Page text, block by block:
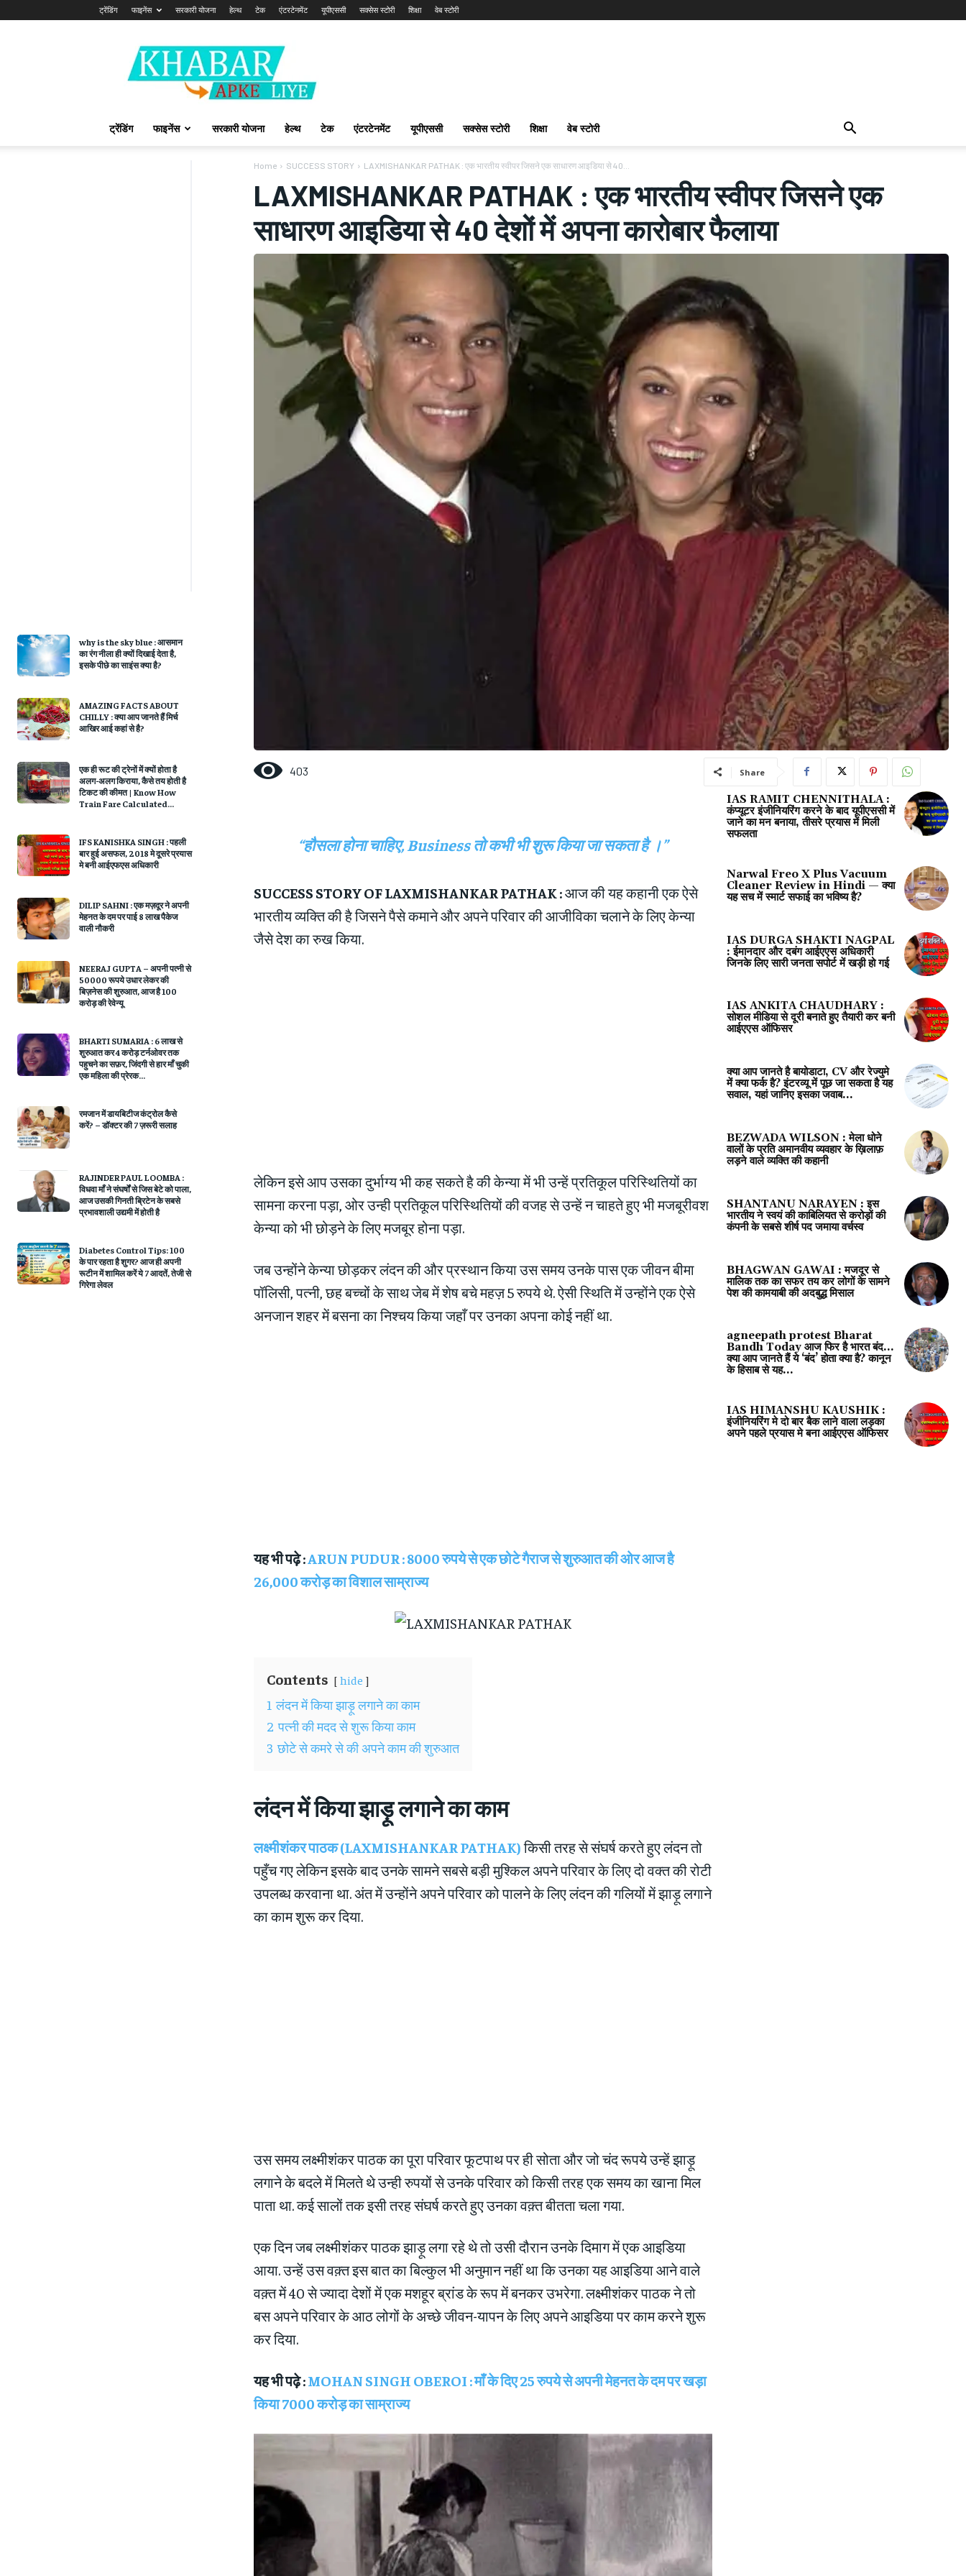
ट्रेंडिंग फाइनेंस सरकारी योजना हेल्थ टेक एंटरटेनमेंट यूपीएससी सक्सेस स्टोरी शिक्षा वेब स्टोरी
Khabarapkeliye.com
ट्रेंडिंग फाइनेंस सरकारी योजना हेल्थ टेक एंटरटेनमेंट यूपीएससी सक्सेस स्टोरी शिक्षा वेब स्टोरी
why is the sky blue : आसमान
का रंग नीला ही क्यों दिखाई देता है,
इसके पीछे का साइंस क्या है?
AMAZING FACTS ABOUT
CHILLY : क्या आप जानते हैं मिर्च
आखिर आई कहां से है?
एक ही रूट की ट्रेनों में क्यों होता है
अलग-अलग किराया, कैसे तय होती है
टिकट की कीमत | Know How
Train Fare Calculated...
IFS KANISHKA SINGH : पहली
बार हुई असफल, 2018 मे दूसरे प्रयास
मे बनी आईएफएस अधिकारी
DILIP SAHNI : एक मज़दूर ने अपनी
मेहनत के दम पर पाई 8 लाख पैकेज
वाली नौकरी
NEERAJ GUPTA – अपनी पत्नी से
50000 रूपये उधार लेकर की
बिज़नेस की शुरुआत, आज है 100
करोड़ की रेवेन्यू
BHARTI SUMARIA : 6 लाख से
शुरुआत कर 4 करोड़ टर्नओवर तक
पहुचने का सफ़र, जिंदगी से हार माँ चुकी
एक महिला की प्रेरक...
रमजान में डायबिटीज कंट्रोल कैसे
करें? – डॉक्टर की 7 ज़रूरी सलाह
RAJINDER PAUL LOOMBA :
विधवा माँ ने संघर्षों से जिस बेटे को पाला,
आज उसकी गिनती ब्रिटेन के सबसे
प्रभावशाली उद्यमी में होती है
Diabetes Control Tips: 100
के पार रहता है शुगर? आज ही अपनी
रूटीन में शामिल करें ये 7 आदतें, तेजी से
गिरेगा लेवल
Home SUCCESS STORY LAXMISHANKAR PATHAK : एक भारतीय स्वीपर जिसने एक साधारण आइडिया से 40...
LAXMISHANKAR PATHAK : एक भारतीय स्वीपर जिसने एक
साधारण आइडिया से 40 देशों में अपना कारोबार फैलाया
403 Share
“हौसला होना चाहिए, Business तो कभी भी शुरू किया जा सकता है ।”
SUCCESS STORY OF LAXMISHANKAR PATHAK :आज की यह कहानी एक ऐसे
भारतीय व्यक्ति की है जिसने पैसे कमाने और अपने परिवार की आजीविका चलाने के लिए केन्या
जैसे देश का रुख किया.
लेकिन इसे आप उसका दुर्भाग्य भी कह सकते है की केन्या में भी उन्हें प्रतिकूल परिस्थितियों का
सामना करना पड़ा, ओर उन्ही प्रतिकूल परिस्थितियों की वजह से उन्हें न चाहते हुए भी मजबूरीवश
केन्या को भी छोड़ने के लिए मजबूर होना पड़ा.
जब उन्होंने केन्या छोड़कर लंदन की और प्रस्थान किया उस समय उनके पास एक जीवन बीमा
पॉलिसी, पत्नी, छह बच्चों के साथ जेब में शेष बचे महज़ 5 रुपये थे. ऐसी स्थिति में उन्होंने एक ऐसे
अनजान शहर में बसना का निश्चय किया जहाँ पर उनका अपना कोई नहीं था.
यह भी पढ़े :ARUN PUDUR : 8000 रुपये से एक छोटे गैराज से शुरुआत की ओर आज है
26,000 करोड़ का विशाल साम्राज्य
Contents hide
1 लंदन में किया झाड़ू लगाने का काम
2 पत्नी की मदद से शुरू किया काम
3 छोटे से कमरे से की अपने काम की शुरुआत
लंदन में किया झाड़ू लगाने का काम
लक्ष्मीशंकर पाठक (LAXMISHANKAR PATHAK)किसी तरह से संघर्ष करते हुए लंदन तो
पहुँच गए लेकिन इसके बाद उनके सामने सबसे बड़ी मुश्किल अपने परिवार के लिए दो वक्त की रोटी
उपलब्ध करवाना था. अंत में उन्होंने अपने परिवार को पालने के लिए लंदन की गलियों में झाड़ू लगाने
का काम शुरू कर दिया.
उस समय लक्ष्मीशंकर पाठक का पूरा परिवार फूटपाथ पर ही सोता और जो चंद रूपये उन्हें झाड़ू
लगाने के बदले में मिलते थे उन्ही रुपयों से उनके परिवार को किसी तरह एक समय का खाना मिल
पाता था. कई सालों तक इसी तरह संघर्ष करते हुए उनका वक़्त बीतता चला गया.
एक दिन जब लक्ष्मीशंकर पाठक झाड़ू लगा रहे थे तो उसी दौरान उनके दिमाग में एक आइडिया
आया. उन्हें उस वक़्त इस बात का बिल्कुल भी अनुमान नहीं था कि उनका यह आइडिया आने वाले
वक़्त में 40 से ज्यादा देशों में एक मशहूर ब्रांड के रूप में बनकर उभरेगा. लक्ष्मीशंकर पाठक ने तो
बस अपने परिवार के आठ लोगों के अच्छे जीवन-यापन के लिए अपने आइडिया पर काम करने शुरू
कर दिया.
यह भी पढ़े :MOHAN SINGH OBEROI : माँ के दिए 25 रुपये से अपनी मेहनत के दम पर खड़ा
किया 7000 करोड़ का साम्राज्य
IAS RAMIT CHENNITHALA :
कंप्यूटर इंजीनियरिंग करने के बाद यूपीएससी में
जाने का मन बनाया, तीसरे प्रयास में मिली
सफलता
Narwal Freo X Plus Vacuum
Cleaner Review in Hindi — क्या
यह सच में स्मार्ट सफाई का भविष्य है?
IAS DURGA SHAKTI NAGPAL
: ईमानदार और दबंग आईएएस अधिकारी
जिनके लिए सारी जनता सपोर्ट में खड़ी हो गई
IAS ANKITA CHAUDHARY :
सोशल मीडिया से दूरी बनाते हुए तैयारी कर बनी
आईएएस ऑफिसर
क्या आप जानते है बायोडाटा, CV और रेज्युमे
में क्या फर्क है? इंटरव्यू में पूछ जा सकता है यह
सवाल, यहां जानिए इसका जवाब...
BEZWADA WILSON : मेला धोने
वालों के प्रति अमानवीय व्यवहार के ख़िलाफ़
लड़ने वाले व्यक्ति की कहानी
SHANTANU NARAYEN : इस
भारतीय ने स्वयं की काबिलियत से करोड़ों की
कंपनी के सबसे शीर्ष पद जमाया वर्चस्व
BHAGWAN GAWAI : मजदूर से
मालिक तक का सफर तय कर लोगों के सामने
पेश की कामयाबी की अदबुद्ध मिसाल
agneepath protest Bharat
Bandh Today आज फिर है भारत बंद…
क्या आप जानते हैं ये ‘बंद’ होता क्या है? कानून
के हिसाब से यह...
IAS HIMANSHU KAUSHIK :
इंजीनियरिंग मे दो बार बैक लाने वाला लड़का
अपने पहले प्रयास मे बना आईएएस ऑफिसर